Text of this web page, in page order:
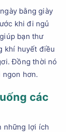
bằng giày
khi đi ngủ
bạn thư
khí huyết điều
Đồng thời nó
ngon hơn.
các
những lợi ích